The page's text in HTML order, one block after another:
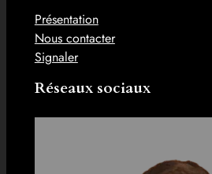
Présentation
Nous contacter
Signaler
Réseaux sociaux